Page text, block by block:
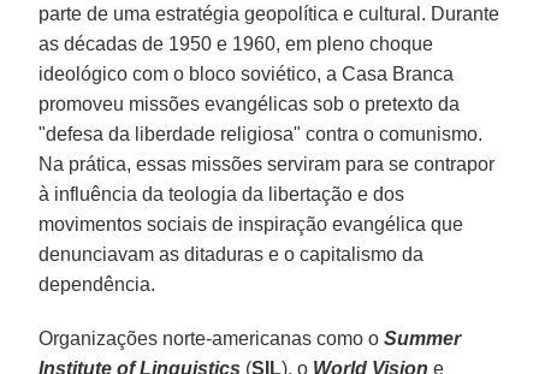
parte de uma estratégia geopolítica e cultural. Durante
as décadas de 1950 e 1960, em pleno choque
ideológico com o bloco soviético, a Casa Branca
promoveu missões evangélicas sob o pretexto da
"defesa da liberdade religiosa" contra o comunismo.
Na prática, essas missões serviram para se contrapor
à influência da teologia da libertação e dos
movimentos sociais de inspiração evangélica que
denunciavam as ditaduras e o capitalismo da
dependência.
Organizações norte-americanas como oSummer
Institute of Linguistics (SIL), o World Vision e